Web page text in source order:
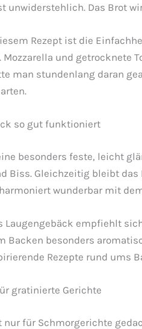
unwiderstehlich. Das Brot
Rezept ist die
und getrocknete
man stundenlang daran
so gut funktioniert
besonders feste, leicht
Biss. Gleichzeitig bleibt
wunderbar mit
Laugengebäck empfiehlt
Backen besonders
Rezepte rund ums
gratinierte Gerichte
nur für Schmorgerichte